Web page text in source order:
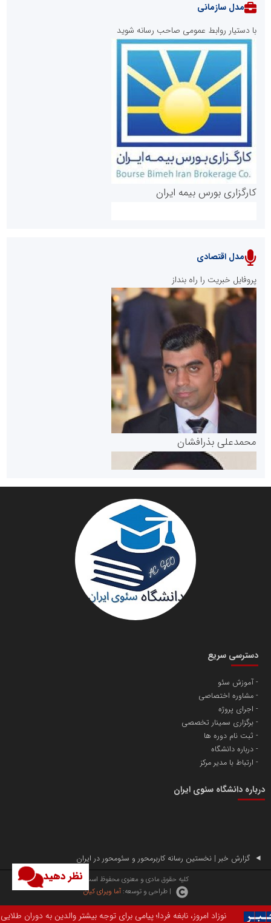
نظر دهید
روابط عمومی خبرگزاری گزارش خبر
پایگاه خبری نهضت ملی مسکن
پایگاه خبری گفتمان یزد
دانشگاه سئوی ایران
پایگاه اطلاع رسانی اعتلای نهادهای مردمی
مدل سازمانی
با دستیار روابط عمومی صاحب رسانه شوید
کارگزاری بورس بیمه ایران
سازمان بورس و اوراق بهادار
مرجع اخبار موثق در بازارسرمایه
سازمان صنعت،معدن و تجارت
آهن و فولاد غدیر ایرانیان
تامین آهن اسفنجی تولیدکنندگان فولاد در کشور
انتشار گسترده محتوا در رسانه گزارش خبر
مدل اقتصادی
پروفایل خبریت را راه بنداز
محمدعلی بذرافشان
مریم حاج نوروز نظری
مسعودصادقی
دسترسی سریع
آموزش سئو
مشاوره اختصاصی
اجرای پروژه
برگزاری سمینار تخصصی
ثبت نام دوره ها
درباره دانشگاه
ارتباط با مدیر مرکز
درباره دانشگاه سئوی ایران
گزارش خبر | نخستین رسانه کاربرمحور و سئومحور در ایران
کلیه حقوق مادی و معنوی محفوظ است.
| طراحی و توسعه: آما ویرای کیان
نابغه فردا؛ پیامی برای توجه بیشتر والدین به دوران طلایی رشد